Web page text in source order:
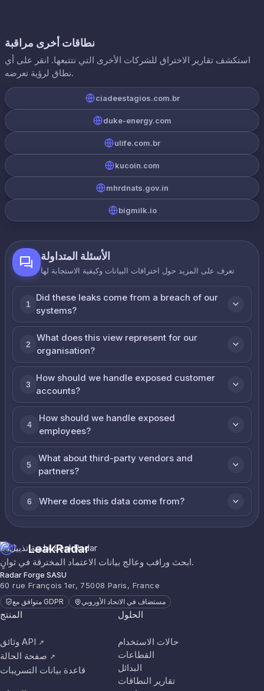
نطاقات أخرى مراقبة
استكشف تقارير الاختراق للشركات الأخرى التي نتتبعها. انقر على أي
نطاق لرؤية تعرضه.
ciadeestagios.com.br
duke-energy.com
ulife.com.br
kucoin.com
mhrdnats.gov.in
bigmilk.io
الأسئلة المتداولة
تعرف على المزيد حول اختراقات البيانات وكيفية الاستجابة لها
1
Did these leaks come from a breach of our
systems?
2
What does this view represent for our
organisation?
3
How should we handle exposed customer
accounts?
4
How should we handle exposed
employees?
5
What about third-party vendors and
partners?
6 Where does this data come from?
LeakRadar
ابحث وراقب وعالج بيانات الاعتماد المخترقة في ثوانٍ.
Radar Forge SASU
60 rue François 1er, 75008 Paris, France
متوافق مع GDPR مستضاف في الاتحاد الأوروبي
المنتج
وثائق API ↗
صفحة الحالة ↗
قاعدة بيانات التسريبات
الحلول
حالات الاستخدام
القطاعات
البدائل
تقارير النطاقات